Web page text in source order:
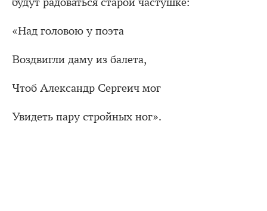
«Над головою у поэта
Воздвигли даму из балета,
Чтоб Александр Сергеич мог
Увидеть пару стройных ног».